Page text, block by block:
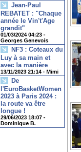
Jean-Paul
REBATET : "Chaque
année le Vin't'Age
grandit"
01/03/2024 04:23 -
Georges Genevois
NF3 : Coteaux du
Luy à sa main et
avec la manière
13/11/2023 21:14 - Mimi
De
l'EuroBasketWomen
2023 à Paris 2024 :
la route va être
longue !
29/06/2023 18:07 -
Dominique B.